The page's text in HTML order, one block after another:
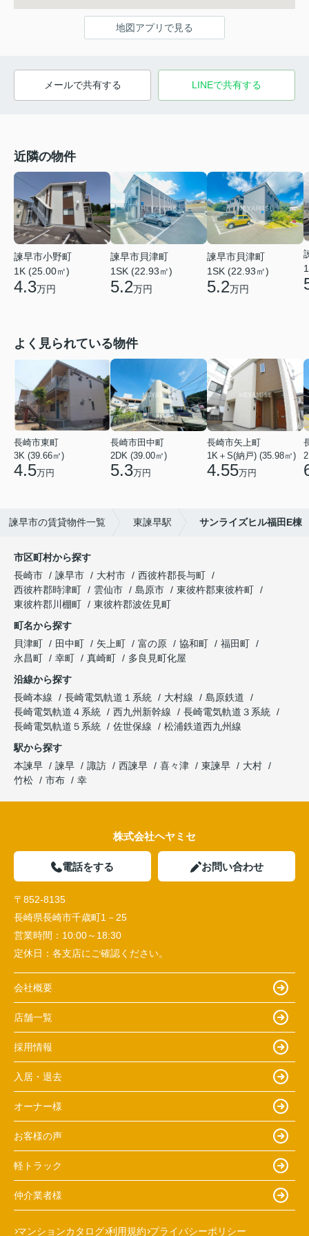
地図アプリで見る
メールで共有する LINEで共有する
近隣の物件
諫早市小野町
1K (25.00㎡)
4.3万円
諫早市貝津町
1SK (22.93㎡)
5.2万円
諫早市貝津町
1SK (22.93㎡)
5.2万円
よく見られている物件
長崎市東町
3K (39.66㎡)
4.5万円
長崎市田中町
2DK (39.00㎡)
5.3万円
長崎市矢上町
1K＋S(納戸) (35.98㎡)
4.55万円
諫早市の賃貸物件一覧 東諫早駅 サンライズヒル福田E棟
市区町村から探す
長崎市
諫早市 大村市
西彼杵郡長与町
西彼杵郡時津町
雲仙市 島原市
東彼杵郡東彼杵町
東彼杵郡川棚町
東彼杵郡波佐見町
町名から探す
貝津町
田中町 矢上町 富の原 協和町
福田町
永昌町
幸町 真崎町
多良見町化屋
沿線から探す
長崎本線
長崎電気軌道１系統 大村線
島原鉄道
長崎電気軌道４系統
西九州新幹線
長崎電気軌道３系統
長崎電気軌道５系統
佐世保線
松浦鉄道西九州線
駅から探す
本諫早
諫早 諏訪 西諫早 喜々津 東諫早
大村
竹松
市布 幸
株式会社ヘヤミセ
電話をする お問い合わせ
〒852-8135
長崎県長崎市千歳町1－25
営業時間： 10:00～18:30
定休日： 各支店にご確認ください。
会社概要
店舗一覧
採用情報
入居・退去
オーナー様
お客様の声
軽トラック
仲介業者様
マンションカタログ 利用規約 プライバシーポリシー